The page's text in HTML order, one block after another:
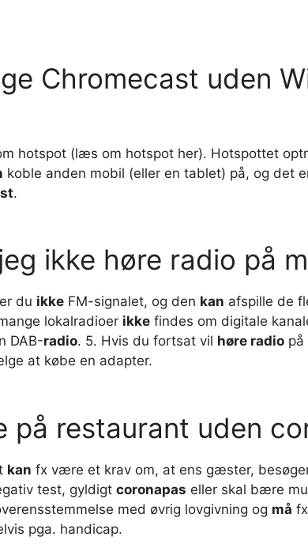
Chromecast uden
hotspot (læs om hotspot her). Hotspottet
koble anden mobil (eller en tablet) på, og det
.
ikke høre radio på
du ikke FM-signalet, og den kan afspille de
lokalradioer ikke findes om digitale
DAB-radio. 5. Hvis du fortsat vil høre radio
at købe en adapter.
på restaurant uden
kan fx være et krav om, at ens gæster,
test, gyldigt coronapas eller skal bære
med øvrig lovgivning og må
pga. handicap.